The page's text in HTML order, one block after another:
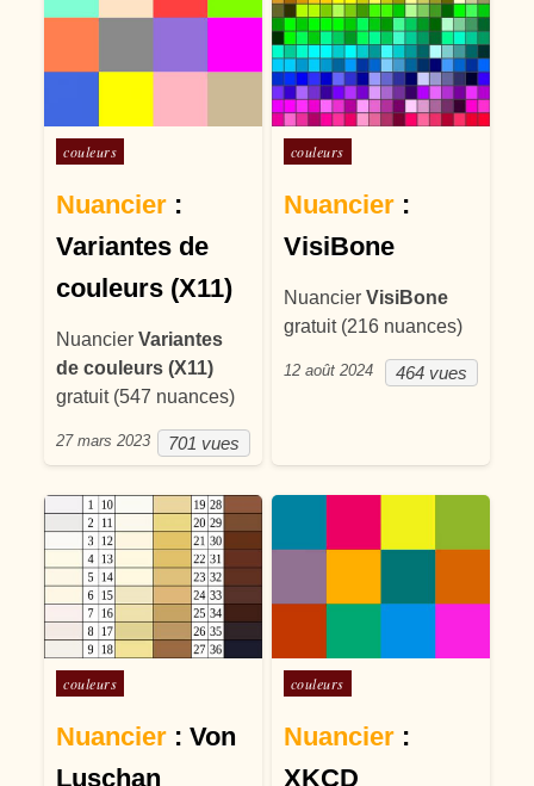
Posté dans
couleurs
Nuancier :
Variantes de
couleurs (X11)
NuancierVariantes
de couleurs (X11)
gratuit (547 nuances)
701 vues
27 mars 2023
Posté dans
couleurs
Nuancier:
VisiBone
Nuancier VisiBone
gratuit (216 nuances)
464 vues
12 août 2024
Posté dans
couleurs
Nuancier : Von
Luschan
Posté dans
couleurs
Nuancier:
XKCD